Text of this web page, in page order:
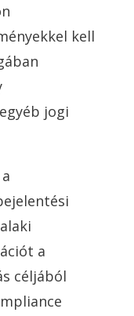
kell
jogi
a
céljából